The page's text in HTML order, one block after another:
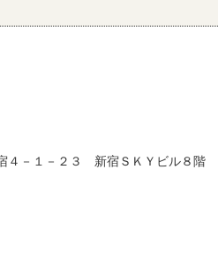
４－１－２３ 新宿ＳＫＹビル８階